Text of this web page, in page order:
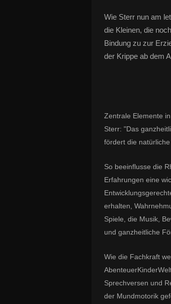
Wie Sterr nun am
die Kleinen, die
Bindung zu zur
der Krippe ab dem
Zentrale Elemente
Sterr: "Das
fördert die
So beeinflusse die
Erfahrungen eine
erhalten,
Spiele, die Musik,
und ganzheitliche
Wie die Fachkraft
Sprechversen und
der Mundmotorik